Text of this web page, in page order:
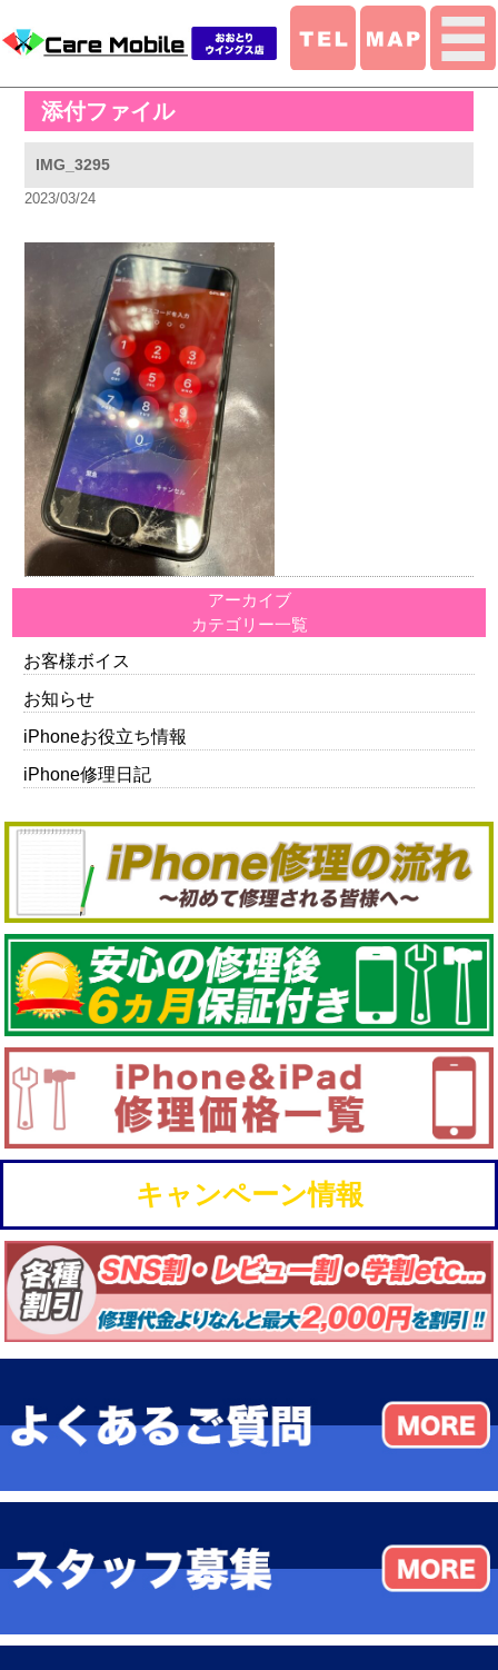
添付ファイル
IMG_3295
2023/03/24
アーカイブ
カテゴリー一覧
お客様ボイス
お知らせ
iPhoneお役立ち情報
iPhone修理日記
キャンペーン情報